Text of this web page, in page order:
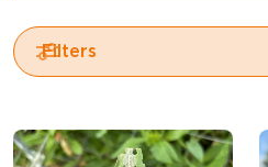
Filters